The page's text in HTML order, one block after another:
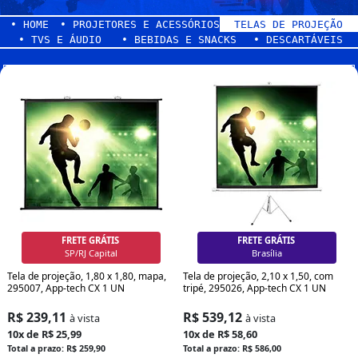
• HOME • PROJETORES E ACESSÓRIOS
TELAS DE PROJEÇÃO
• TVS E ÁUDIO
• BEBIDAS E SNACKS • DESCARTÁVEIS
FRETE GRÁTIS
Grande SP/RJ
Tela de projeção, 1,80 x 1,80, mapa,
295007, App-tech CX 1 UN
R$ 239,11 à vista
10x de R$ 25,99
Total a prazo: R$ 259,90
FRETE GRÁTIS
Curitiba
Tela de projeção, 2,10 x 1,50, com
tripé, 295026, App-tech CX 1 UN
R$ 539,12 à vista
10x de R$ 58,60
Total a prazo: R$ 586,00